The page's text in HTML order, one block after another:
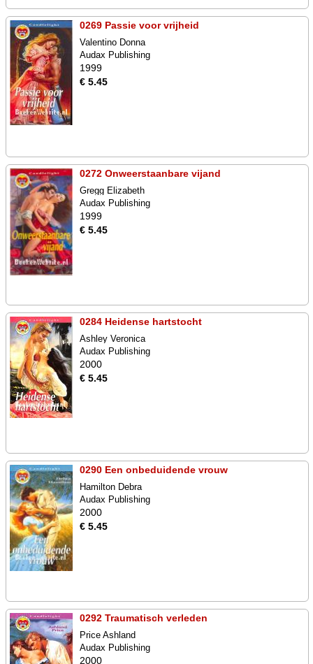
0269 Passie voor vrijheid
Valentino Donna
Audax Publishing
1999
€ 5.45
0272 Onweerstaanbare vijand
Gregg Elizabeth
Audax Publishing
1999
€ 5.45
0284 Heidense hartstocht
Ashley Veronica
Audax Publishing
2000
€ 5.45
0290 Een onbeduidende vrouw
Hamilton Debra
Audax Publishing
2000
€ 5.45
0292 Traumatisch verleden
Price Ashland
Audax Publishing
2000